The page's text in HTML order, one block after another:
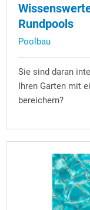
Rundpools
Poolbau
Sie sind daran
Ihren Garten mit
bereichern?